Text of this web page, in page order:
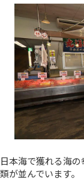
日本海で獲れる海
類が並んでいます。